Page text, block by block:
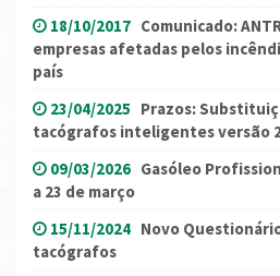
18/10/2017 Comunicado:
empresas afetadas pelos
país
23/04/2025 Prazos:
tacógrafos inteligentes versão
09/03/2026 Gasóleo
a 23 de março
15/11/2024 Novo
tacógrafos